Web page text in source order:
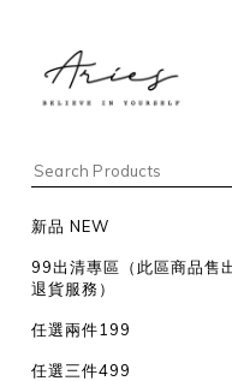
新品 NEW
99出清專區（此區商品售
退貨服務）
任選兩件199
任選三件499